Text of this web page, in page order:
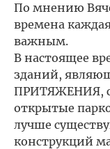
По мнению
времена
важным.
В настоящее
зданий,
ПРИТЯЖЕНИЯ,
открытые
лучше
конструкций